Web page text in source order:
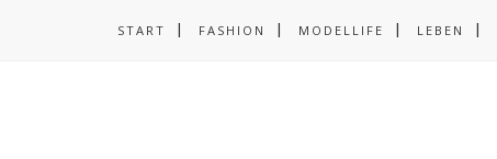
START FASHION MODELLIFE LEBEN